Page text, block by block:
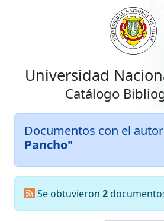
Universidad
Catálogo
Documentos con el autor
Pancho"
Se obtuvieron 2